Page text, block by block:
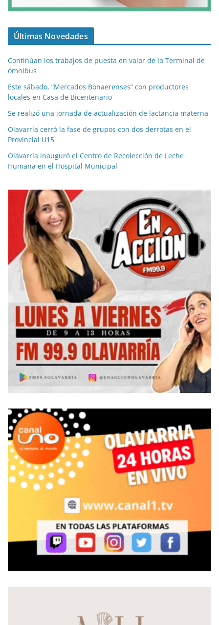
Últimas Novedades
Continúan los trabajos de puesta en valor de la Terminal de
ómnibus
Este sábado, “Mercados Bonaerenses” con productores
locales en Casa de Bicentenario
Se realizó una jornada de actualización de lactancia materna
Olavarría cerró la fase de grupos con dos derrotas en el
Provincial U15
Olavarría inauguró el Centro de Recolección de Leche
Humana en el Hospital Municipal